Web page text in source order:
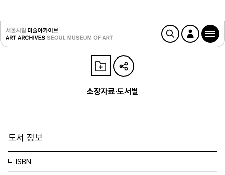
소장자료·도서별
도서 정보
ISBN